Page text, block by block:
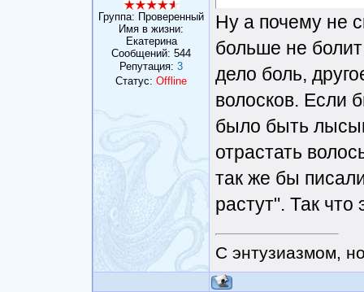
Группа: Проверенный
Имя в жизни:
Eкатерина
Сообщений: 544
Репутация: 3
Статус: Offline
Ну а почему не
больше не
дело боль,
волосков. Если
было быть
отрастать
так же бы
растут". Так что
С энтузиазмом,